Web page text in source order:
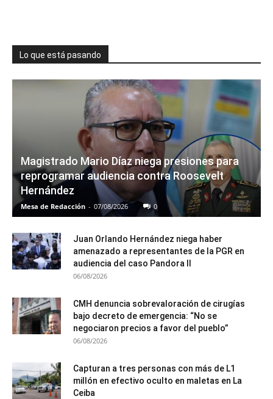
Lo que está pasando
Magistrado Mario Díaz niega presiones para
reprogramar audiencia contra Roosevelt
Hernández
Mesa de Redacción - 07/08/2026 0
Juan Orlando Hernández niega haber
amenazado a representantes de la PGR en
audiencia del caso Pandora II
06/08/2026
CMH denuncia sobrevaloración de cirugías
bajo decreto de emergencia: “No se
negociaron precios a favor del pueblo”
06/08/2026
Capturan a tres personas con más de L1
millón en efectivo oculto en maletas en La
Ceiba